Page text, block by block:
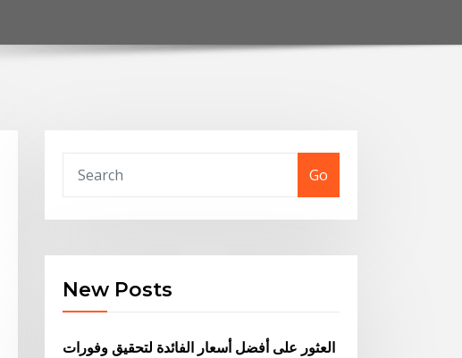
Go
New Posts
العثور على أفضل أسعار الفائدة لتحقيق وفورات